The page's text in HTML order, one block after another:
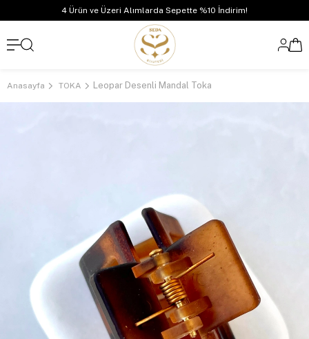
4 Ürün ve Üzeri Alımlarda Sepette %10 İndirim!
Anasayfa TOKA Leopar Desenli Mandal Toka